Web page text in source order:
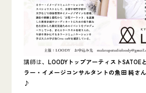
講師は、LOODYトップアーティストSATOE
ラー・イメージコンサルタントの魚田 純さん
♪